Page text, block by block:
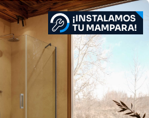
¡INSTALAMOS
TU MAMPARA!